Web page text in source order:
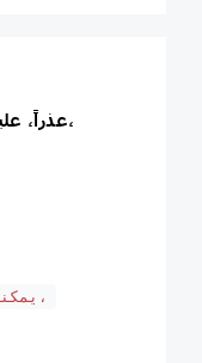
عذراً، عليك الانضمام الى هذهِ القناة أولاً،
يمكنك ايضاً تجربة هذه البوتات،